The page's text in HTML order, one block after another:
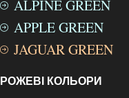
ALPINE GREEN
APPLE GREEN
JAGUAR GREEN
РОЖЕВІ КОЛЬОРИ